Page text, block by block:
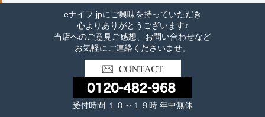
eナイフ.jpにご興味を持っていただき
心よりありがとうございます♪
当店へのご意見ご感想、お問い合わせなど
お気軽にご連絡くださいませ。
受付時間 １０～１９時 年中無休